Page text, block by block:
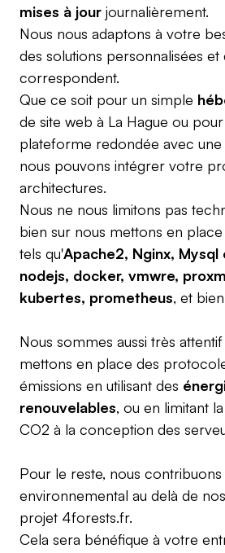
mises à jour journalièrement.
Nous nous adaptons à votre
des solutions personnalisées et
correspondent.
Que ce soit pour un simple
de site web à La Hague ou
plateforme redondée avec une
nous pouvons intégrer votre
architectures.
Nous ne nous limitons pas
bien sur nous mettons en
tels qu'Apache2, Nginx, Mysql
nodejs, docker, vmwre,
kubertes, prometheus, et
Nous sommes aussi très attentif
mettons en place des
émissions en utilisant des
renouvelables, ou en limitant
CO2 à la conception des
Pour le reste, nous
environnemental au delà de
projet 4forests.fr.
Cela sera bénéfique à votre